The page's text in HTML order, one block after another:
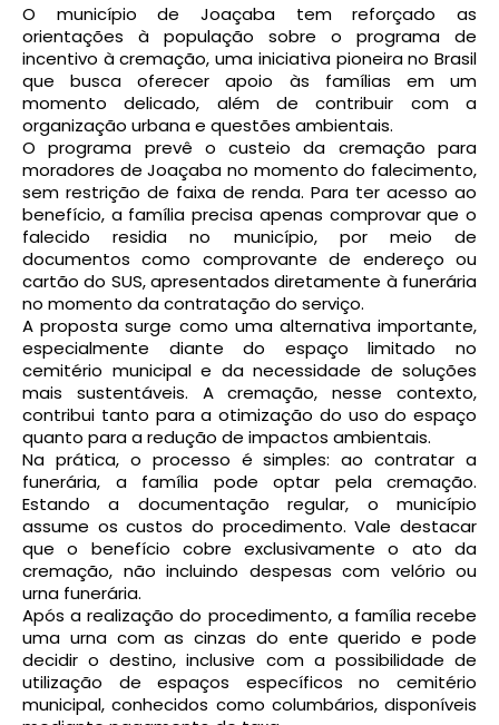
O município de Joaçaba tem reforçado as
orientações à população sobre o programa de
incentivo à cremação, uma iniciativa pioneira no Brasil
que busca oferecer apoio às famílias em um
momento delicado, além de contribuir com a
organização urbana e questões ambientais.
O programa prevê o custeio da cremação para
moradores de Joaçaba no momento do falecimento,
sem restrição de faixa de renda. Para ter acesso ao
benefício, a família precisa apenas comprovar que o
falecido residia no município, por meio de
documentos como comprovante de endereço ou
cartão do SUS, apresentados diretamente à funerária
no momento da contratação do serviço.
A proposta surge como uma alternativa importante,
especialmente diante do espaço limitado no
cemitério municipal e da necessidade de soluções
mais sustentáveis. A cremação, nesse contexto,
contribui tanto para a otimização do uso do espaço
quanto para a redução de impactos ambientais.
Na prática, o processo é simples: ao contratar a
funerária, a família pode optar pela cremação.
Estando a documentação regular, o município
assume os custos do procedimento. Vale destacar
que o benefício cobre exclusivamente o ato da
cremação, não incluindo despesas com velório ou
urna funerária.
Após a realização do procedimento, a família recebe
uma urna com as cinzas do ente querido e pode
decidir o destino, inclusive com a possibilidade de
utilização de espaços específicos no cemitério
municipal, conhecidos como columbários, disponíveis